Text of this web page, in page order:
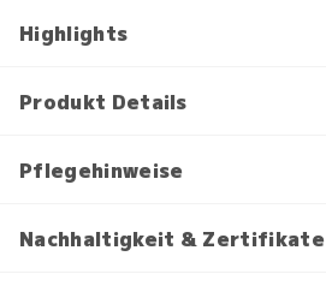
Highlights
Produkt Details
Pflegehinweise
Nachhaltigkeit & Zertifikate